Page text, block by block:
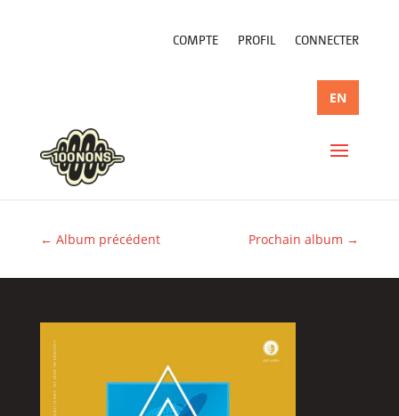
COMPTE PROFIL CONNECTER
EN
← Album précédent Prochain album →